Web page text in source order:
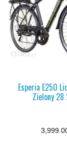
Esperia E250
Zielony